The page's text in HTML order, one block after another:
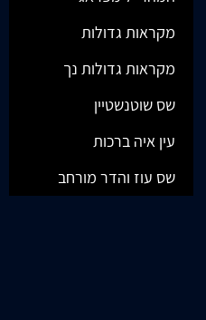
מקראות גדולות
מקראות גדולות נך
שס שוטנשטיין
עין איה ברכות
שס עוז והדר מורחב